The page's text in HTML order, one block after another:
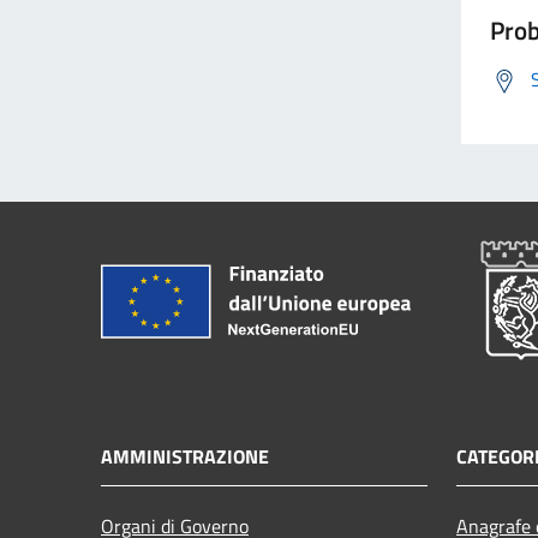
AMMINISTRAZIONE
Organi di Governo